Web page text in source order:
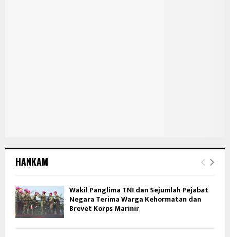
HANKAM
Wakil Panglima TNI dan Sejumlah Pejabat
Negara Terima Warga Kehormatan dan
Brevet Korps Marinir